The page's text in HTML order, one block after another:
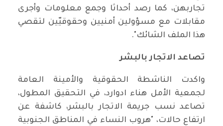
تجاربهن، كما رصد أحداثا وجمع معلومات وأجرى
مقابلات مع مسؤولين أمنيين وحقوقيّين لتقصي
هذا الملف الشائك".
تصاعد الاتجار بالبشر
واكدت الناشطة الحقوقية والأمينة العامة
لجمعية الأمل هناء ادوارد، في التحقيق المطول،
تصاعد نسب جريمة الاتجار بالبشر، كاشفة عن
ارتفاع حالات، "هروب النساء في المناطق الجنوبية